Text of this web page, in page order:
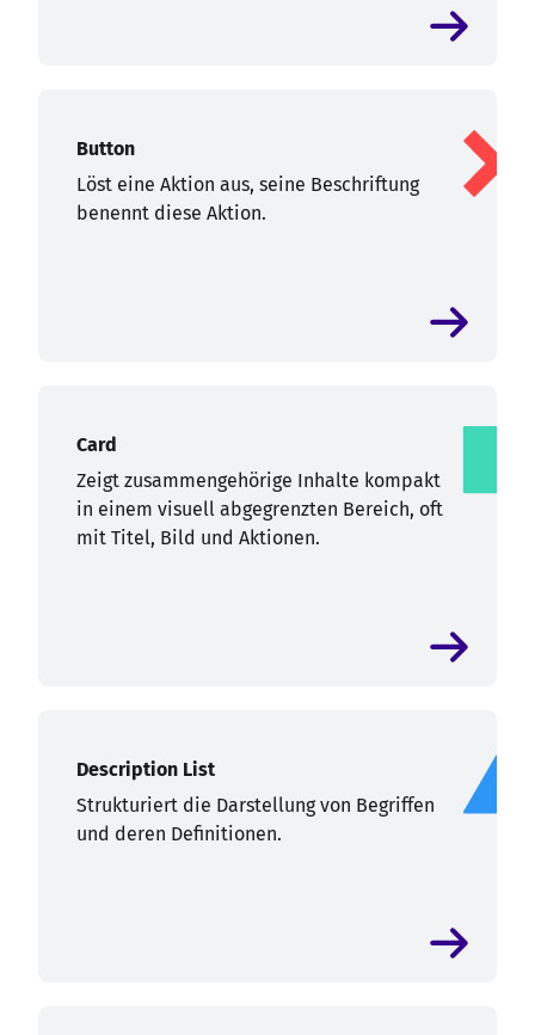
Button
Löst eine Aktion aus, seine Beschriftung
benennt diese Aktion.
Card
Zeigt zusammengehörige Inhalte kompakt
in einem visuell abgegrenzten Bereich, oft
mit Titel, Bild und Aktionen.
Description List
Strukturiert die Darstellung von Begriffen
und deren Definitionen.